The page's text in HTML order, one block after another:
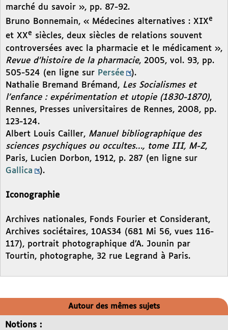
marché du savoir », pp. 87-92.
Bruno Bonnemain, « Médecines alternatives : XIXe
et XXe siècles, deux siècles de relations souvent
controversées avec la pharmacie et le médicament »,
Revue d’histoire de la pharmacie, 2005, vol. 93, pp.
505-524 (en ligne sur Persée
).
Nathalie Bremand Brémand, Les Socialismes et
l’enfance : expérimentation et utopie (1830-1870),
Rennes, Presses universitaires de Rennes, 2008, pp.
123-124.
Albert Louis Cailler, Manuel bibliographique des
sciences psychiques ou occultes…, tome III, M-Z,
Paris, Lucien Dorbon, 1912, p. 287 (en ligne sur
Gallica
).
Iconographie
Archives nationales, Fonds Fourier et Considerant,
Archives sociétaires, 10AS34 (681 Mi 56, vues 116-
117), portrait photographique d’A. Jounin par
Tourtin, photographe, 32 rue Legrand à Paris.
Autour des mêmes sujets
Notions :